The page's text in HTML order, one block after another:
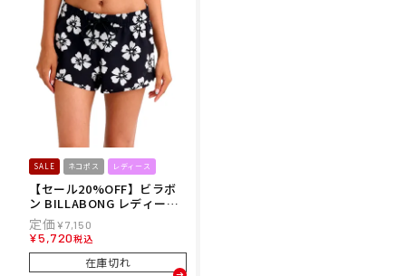
SALE ネコポス レディース
【セール20%OFF】ビラボ
ン BILLABONG レディース
ボードショーツ トランクス
DES TROPIQUES SHORT B
G013500 26SP
¥7,150
¥5,720税込
在庫切れ